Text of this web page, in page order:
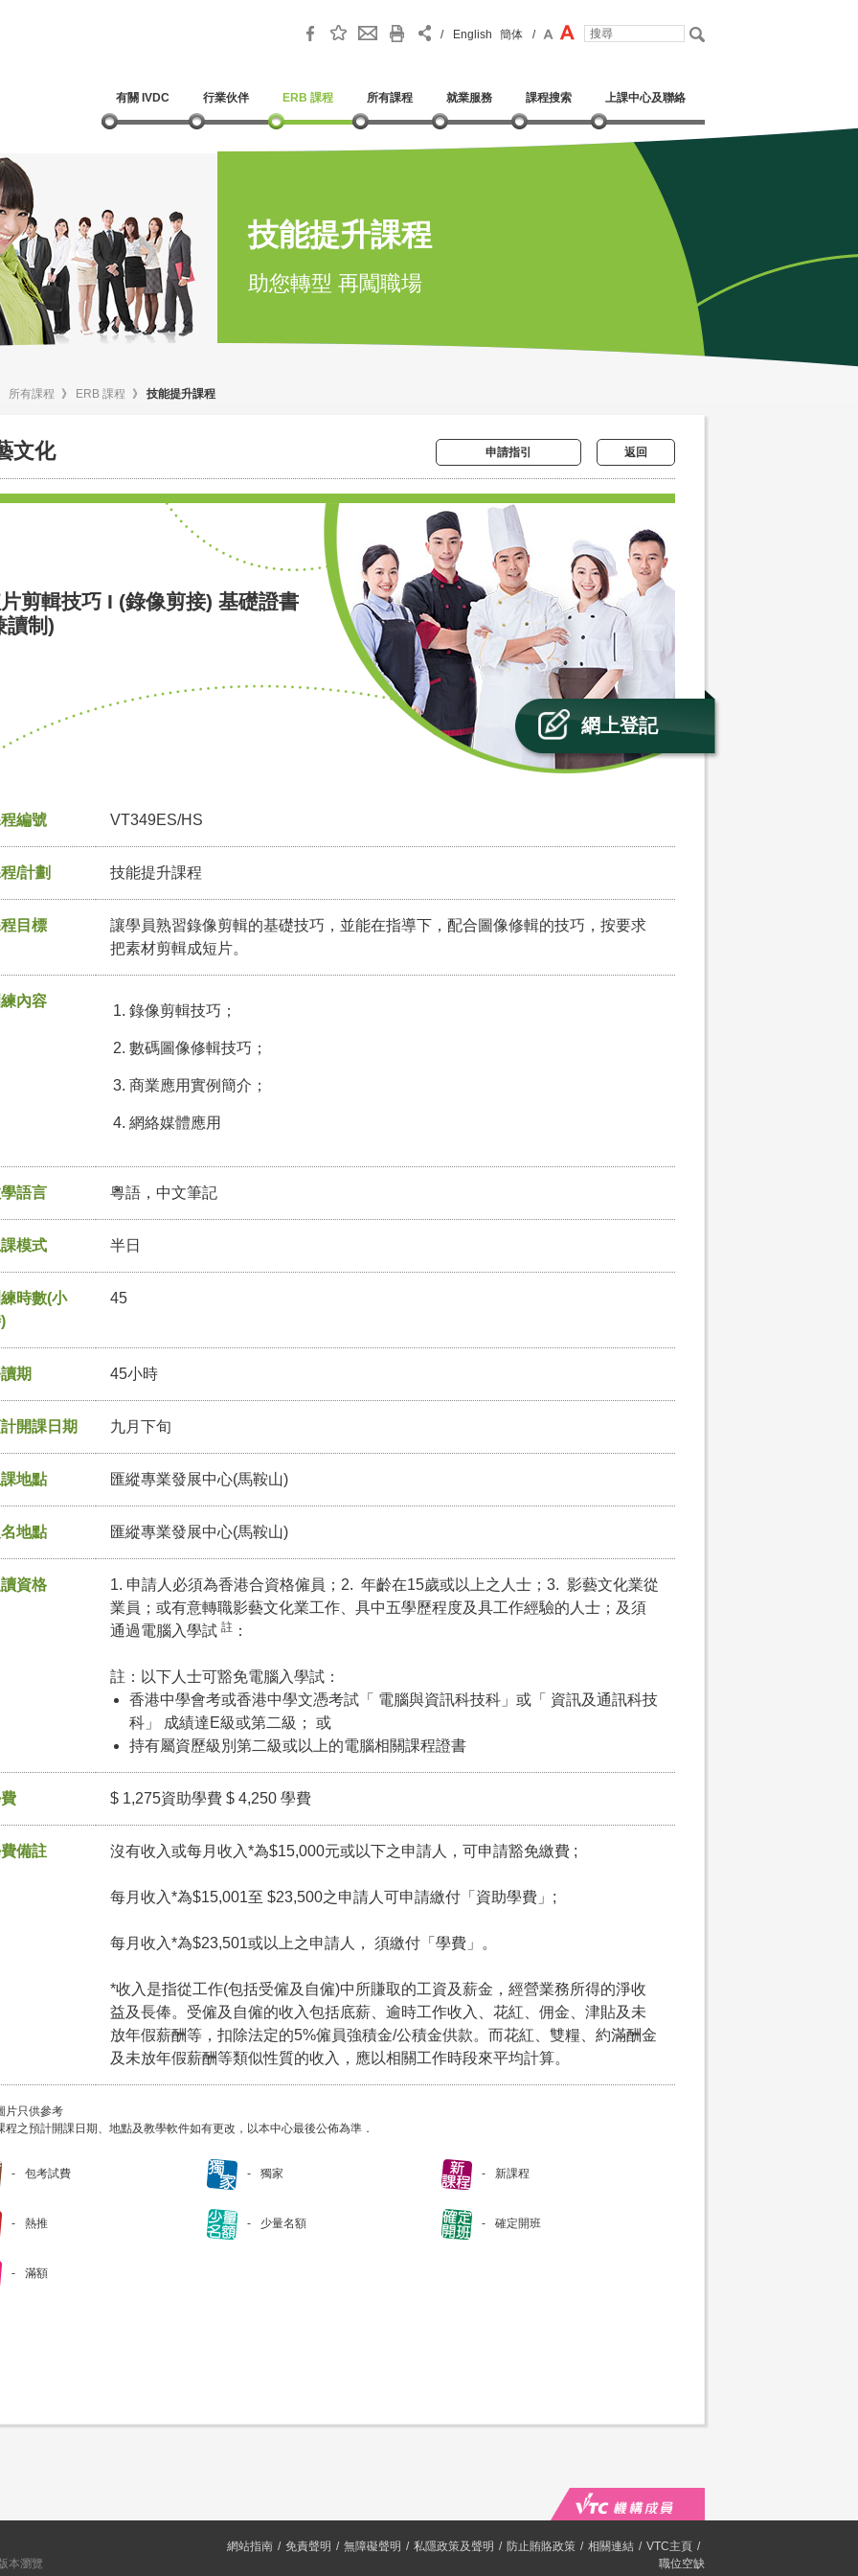
/ English 簡体 /
有關 IVDC 行業伙伴 ERB 課程 所有課程 就業服務 課程搜索 上課中心及聯絡
技能提升課程
助您轉型 再闖職場
所有課程 》 ERB 課程 》 技能提升課程
文化 申請指引 返回
剪輯技巧 I (錄像剪接) 基礎證書
讀制)
網上登記
編號 VT349ES/HS
/計劃 技能提升課程
目標
讓學員熟習錄像剪輯的基礎技巧，並能在指導下，配合圖像修輯的技巧，按要求
把素材剪輯成短片。
內容
錄像剪輯技巧；
數碼圖像修輯技巧；
商業應用實例簡介；
網絡媒體應用
語言 粵語，中文筆記
模式 半日
時數(小
45
期 45小時
開課日期 九月下旬
地點 匯縱專業發展中心(馬鞍山)
地點 匯縱專業發展中心(馬鞍山)
資格
1. 申請人必須為香港合資格僱員；2. 年齡在15歲或以上之人士；3. 影藝文化業從
業員；或有意轉職影藝文化業工作、具中五學歷程度及具工作經驗的人士；及須
通過電腦入學試 註 ：
註：以下人士可豁免電腦入學試：
香港中學會考或香港中學文憑考試「 電腦與資訊科技科」或「 資訊及通訊科技
科」 成績達E級或第二級； 或
持有屬資歷級別第二級或以上的電腦相關課程證書
$ 1,275資助學費 $ 4,250 學費
備註 沒有收入或每月收入*為$15,000元或以下之申請人，可申請豁免繳費 ;
每月收入*為$15,001至 $23,500之申請人可申請繳付「資助學費」;
每月收入*為$23,501或以上之申請人， 須繳付「學費」。
*收入是指從工作(包括受僱及自僱)中所賺取的工資及薪金，經營業務所得的淨收
益及長俸。受僱及自僱的收入包括底薪、逾時工作收入、花紅、佣金、津貼及未
放年假薪酬等，扣除法定的5%僱員強積金/公積金供款。而花紅、雙糧、約滿酬金
及未放年假薪酬等類似性質的收入，應以相關工作時段來平均計算。
片只供參考
程之預計開課日期、地點及教學軟件如有更改，以本中心最後公佈為準．
包考試費 獨家 新課程
熱推 少量名額 確定開班
滿額
網站指南 免責聲明 無障礙聲明 私隱政策及聲明 防止賄賂政策 相關連結
VTC主頁
職位空缺
本瀏覽